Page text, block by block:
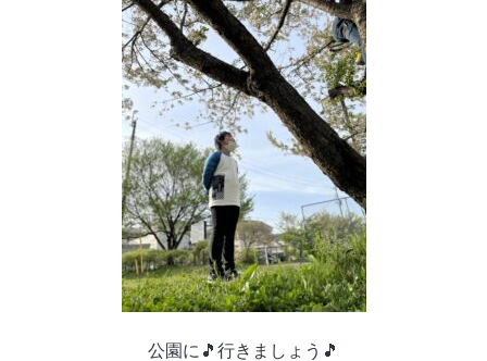
公園に🎵行きましょう🎵